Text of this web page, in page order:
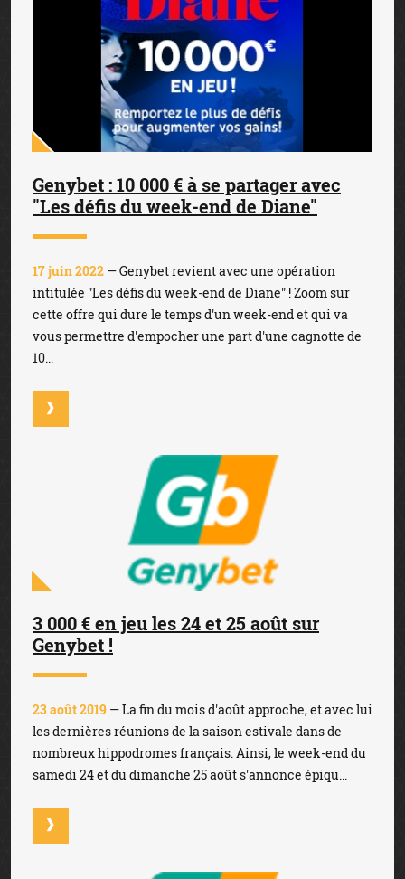
Genybet : 10 000 € à se partager avec
"Les défis du week-end de Diane"
17 juin 2022 — Genybet revient avec une opération
intitulée "Les défis du week-end de Diane" ! Zoom sur
cette offre qui dure le temps d'un week-end et qui va
vous permettre d'empocher une part d'une cagnotte de
10...
3 000 € en jeu les 24 et 25 août sur
Genybet !
23 août 2019 — La fin du mois d'août approche, et avec lui
les dernières réunions de la saison estivale dans de
nombreux hippodromes français. Ainsi, le week-end du
samedi 24 et du dimanche 25 août s'annonce épiqu...